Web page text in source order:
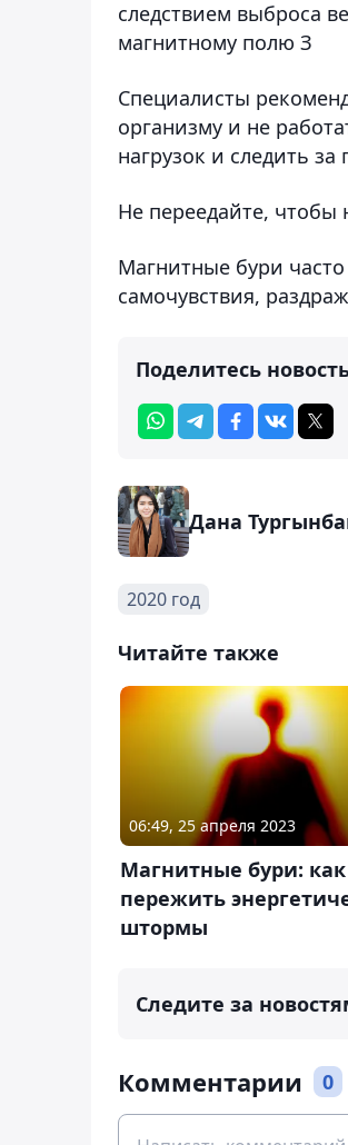
следствием выброса
магнитному полю З
Специалисты
организму и не
нагрузок и следить
Не переедайте, чтобы
Магнитные бури
самочувствия,
Поделитесь
Дана
2020 год
Читайте также
06:49, 25 апреля 2023
Магнитные бури: как
пережить
штормы
Следите за
Комментарии 0